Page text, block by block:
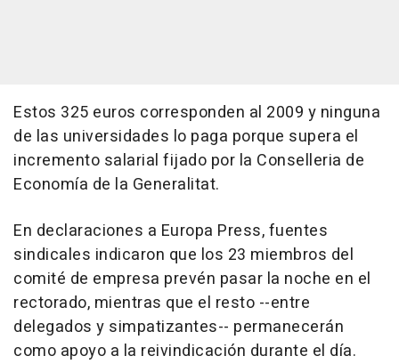
Estos 325 euros corresponden al 2009 y ninguna
de las universidades lo paga porque supera el
incremento salarial fijado por la Conselleria de
Economía de la Generalitat.
En declaraciones a Europa Press, fuentes
sindicales indicaron que los 23 miembros del
comité de empresa prevén pasar la noche en el
rectorado, mientras que el resto --entre
delegados y simpatizantes-- permanecerán
como apoyo a la reivindicación durante el día.